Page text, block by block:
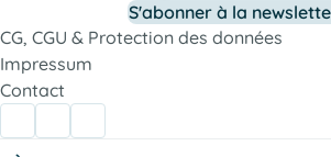
c
i
a
l
S'abonner à la
CG, CGU & Protection des données
Impressum
Contact